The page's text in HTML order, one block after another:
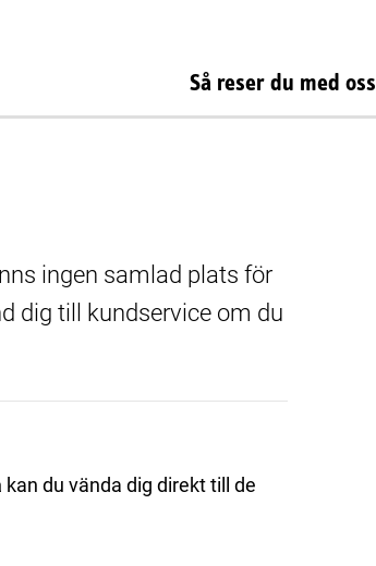
Så reser du med oss
ingen samlad plats för
dig till kundservice om du
kan du vända dig direkt till de